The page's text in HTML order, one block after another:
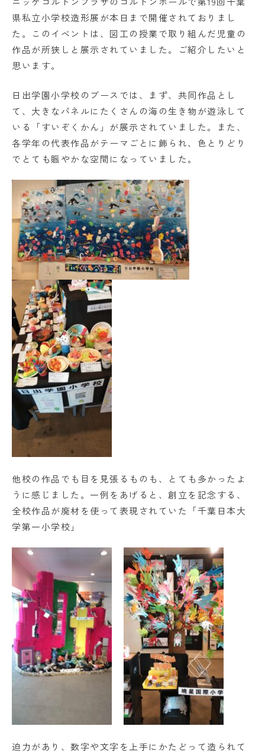
日出学園小学校
日出学園中学校・高等学校
このサイトについて
個人情報の取り扱いについて
県私立小学校造形展が本日まで開催されておりまし
た。このイベントは、図工の授業で取り組んだ児童の
作品が所狭しと展示されていました。ご紹介したいと
思います。
日出学園小学校のブースでは、まず、共同作品とし
て、大きなパネルにたくさんの海の生き物が遊泳して
いる「すいぞくかん」が展示されていました。また、
各学年の代表作品がテーマごとに飾られ、色とりどり
でとても賑やかな空間になっていました。
他校の作品でも目を見張るものも、とても多かったよ
うに感じました。一例をあげると、創立を記念する、
全校作品が廃材を使って表現されていた「千葉日本大
学第一小学校」
迫力があり、数字や文字を上手にかたどって造られて